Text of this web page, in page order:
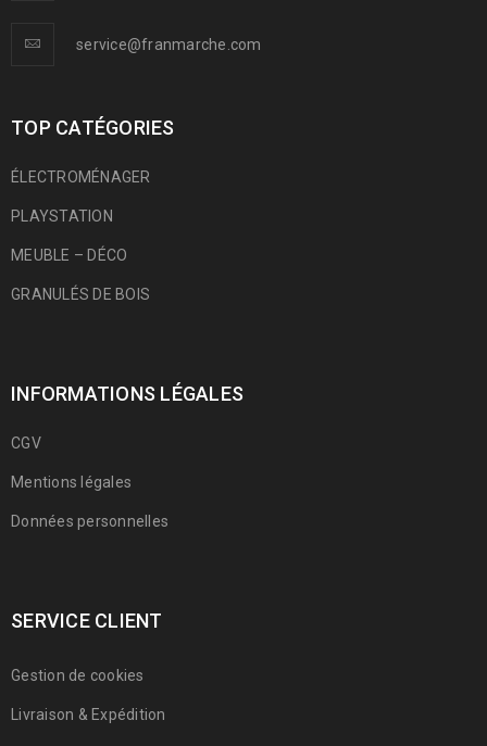
service@franmarche.com
TOP CATÉGORIES
ÉLECTROMÉNAGER
PLAYSTATION
MEUBLE – DÉCO
GRANULÉS DE BOIS
INFORMATIONS LÉGALES
CGV
Mentions légales
Données personnelles
SERVICE CLIENT
Gestion de cookies
Livraison & Expédition